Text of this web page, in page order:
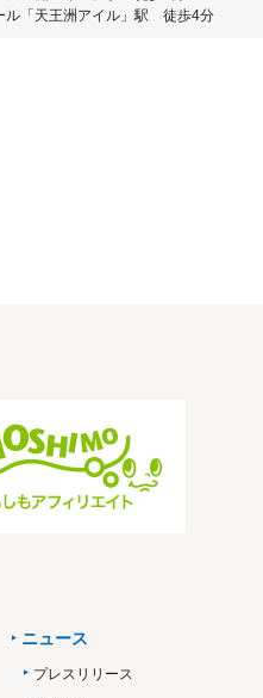
ル「天王洲アイル」駅 徒歩4分
ニュース
プレスリリース